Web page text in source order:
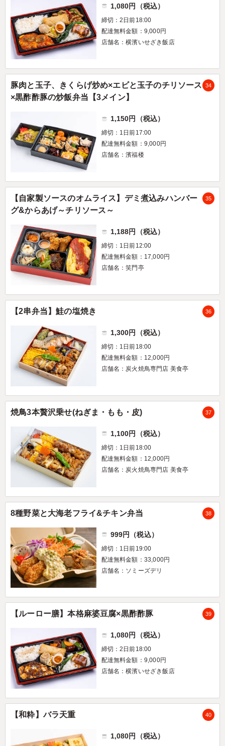
1,080円（税込）
締切：2日前18:00
配達無料金額：9,000円
店舗名：横濱いせざき飯店
豚肉と玉子、きくらげ炒め×エビと玉子のチリソース
×黒酢酢豚の炒飯弁当【3メイン】
34
1,150円（税込）
締切：1日前17:00
配達無料金額：9,000円
店舗名：濱福楼
【自家製ソースのオムライス】デミ煮込みハンバー
グ&からあげ～チリソース～
35
1,188円（税込）
締切：1日前12:00
配達無料金額：17,000円
店舗名：笑門亭
【2串弁当】鮭の塩焼き 36
1,300円（税込）
締切：1日前18:00
配達無料金額：12,000円
店舗名：炭火焼鳥専門店 美食亭
焼鳥3本贅沢乗せ(ねぎま・もも・皮) 37
1,100円（税込）
締切：1日前18:00
配達無料金額：12,000円
店舗名：炭火焼鳥専門店 美食亭
8種野菜と大海老フライ&チキン弁当 38
999円（税込）
締切：1日前19:00
配達無料金額：33,000円
店舗名：ソミーズデリ
【ルーロー膳】本格麻婆豆腐×黒酢酢豚 39
1,080円（税込）
締切：2日前18:00
配達無料金額：9,000円
店舗名：横濱いせざき飯店
【和粋】バラ天重 40
1,080円（税込）